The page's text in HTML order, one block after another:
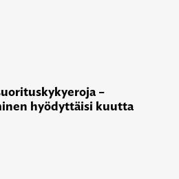
–
hyödyttäisi kuutta